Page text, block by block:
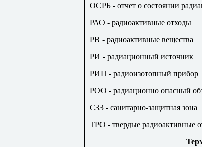
ОСРБ - отчет о состоянии
РАО - радиоактивные отходы
РВ - радиоактивные вещества
РИ - радиационный источник
РИП - радиоизотопный прибор
РОО - радиационно опасный
СЗЗ - санитарно-защитная зона
ТРО - твердые радиоактивные